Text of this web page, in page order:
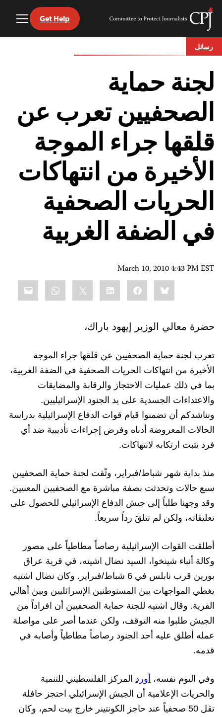
Skip
to
Committee
Journalists
Get Help
رسائل
لجنة حماية
الصحفيين تعرب عن
قلقها جراء الموجة
الأخيرة من انتهاكات
الحريات الصحفية
في الضفة الغربية
March 10, 2010 4:43 PM EST
Bluesky
Facebook
LinkedIn
حضرة معالي الوزير إيهود باراك،
تعرب لجنة حماية الصحفيين عن قلقها جراء الموجة
الأخيرة من انتهاكات الحريات الصحفية في الضفة الغربية،
بما في ذلك عمليات الاحتجاز والرقابة والمضايقات
والاعتداءات الجسدية على يد الجنود الإسرائيليين.
ونناشدكم أن تضمنوا قيام قوات الدفاع الإسرائيلية بدراسة
الحالات المعروضة أدناه وفرض إجراءات تأديبية ضد أي
فرد يثبت ارتكابه لانتهاكات.
منذ بداية شهر شباط/فبراير، وثّقت لجنة حماية الصحفيين
سبع حالات وتحدثت بصفة مباشرة مع الصحفيين المعنيين.
وقد وجهنا طلباً إلى جيش الدفاع الإسرائيلي للحصول على
تعليقاته، ولكن لم تتلقَ رداً سريعاً.
أطلقت القوات الإسرائيلية رصاصاً مطاطياً على مصور
وكالة أنباء شينخوا، السيد نضال اشيته، في قرية عراق
بورين قرب نابلس في 6 شباط/فبراير. وكان نضال اشتيه
يغطي المواجهات بين المستوطنين الإسرائليين وبين أهالي
القرية. وقال اشتيه للجنة حماية الصحفيين أن افراداً من
الجيش طلبوا منه التوقف، ولكن عندما أصر على مواصلة
عمله أطلق عليه أحد الجنود رصاصاً مطاطياً وأصابه في
قدمه.
وفي اليوم نفسه، أورد المركز الفلسطيني للتنمية
والحريات الإعلامية أن الجيش الإسرائيلي احتجز حافلة
تقل 50 صحفياً عند حاجز الكونتينر خارج بيت لحم، وكان